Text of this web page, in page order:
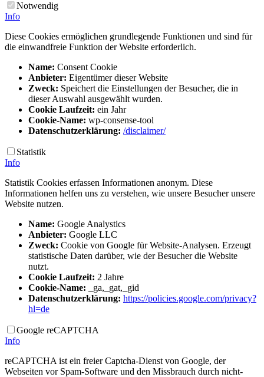
Notwendig
Info
Diese Cookies ermöglichen grundlegende Funktionen und sind für
die einwandfreie Funktion der Website erforderlich.
Name: Consent Cookie
Anbieter: Eigentümer dieser Website
Zweck: Speichert die Einstellungen der Besucher, die in
dieser Auswahl ausgewählt wurden.
Cookie Laufzeit: ein Jahr
Cookie-Name: wp-consense-tool
Datenschutzerklärung: /disclaimer/
Statistik
Info
Statistik Cookies erfassen Informationen anonym. Diese
Informationen helfen uns zu verstehen, wie unsere Besucher unsere
Website nutzen.
Name: Google Analystics
Anbieter: Google LLC
Zweck: Cookie von Google für Website-Analysen. Erzeugt
statistische Daten darüber, wie der Besucher die Website
nutzt.
Cookie Laufzeit: 2 Jahre
Cookie-Name: _ga,_gat,_gid
Datenschutzerklärung: https://policies.google.com/privacy?
hl=de
Google reCAPTCHA
Info
reCAPTCHA ist ein freier Captcha-Dienst von Google, der
Webseiten vor Spam-Software und den Missbrauch durch nicht-